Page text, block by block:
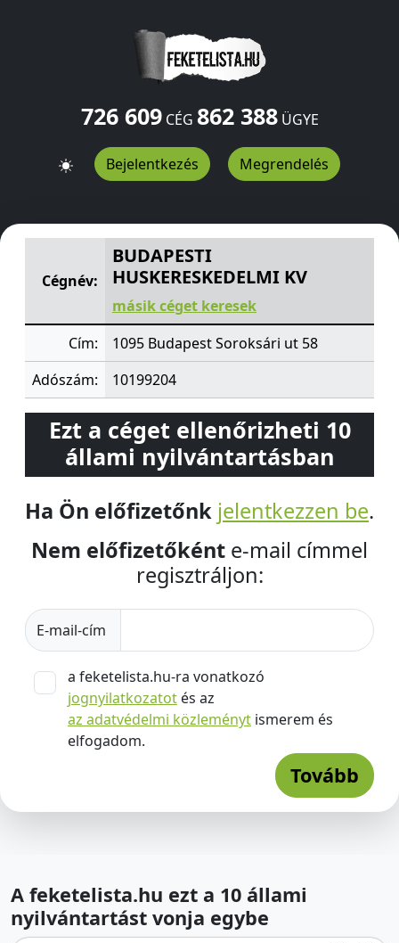
726 609CÉG 862 388ÜGYE
Bejelentkezés Megrendelés
BUDAPESTI HUSKERESKEDELMI KV
Cégnév:
BUDAPESTI
HUSKERESKEDELMI KV
másik céget keresek
Cím:
1095 Budapest Soroksári ut 58
Adószám:
10199204
Ezt a céget ellenőrizheti 10
állami nyilvántartásban
Ha Ön előfizetőnk jelentkezzen be.
Nem előfizetőként e-mail címmel
regisztráljon:
E-mail-cím
a feketelista.hu-ra vonatkozó
jognyilatkozatot és az
az adatvédelmi közleményt ismerem és
elfogadom.
Tovább
A feketelista.hu ezt a 10 állami
nyilvántartást vonja egybe